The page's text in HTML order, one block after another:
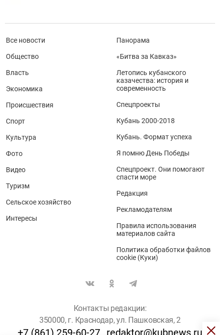
Все новости
Общество
Власть
Экономика
Происшествия
Спорт
Культура
Фото
Видео
Туризм
Сельское хозяйство
Интересы
Панорама
«Битва за Кавказ»
Летопись кубанского
казачества: история и
современность
Спецпроекты
Кубань 2000-2018
Кубань. Формат успеха
Я помню День Победы
Спецпроект. Они помогают
спасти море
Редакция
Рекламодателям
Правила использования
материалов сайта
Политика обработки файлов
cookie (Куки)
Контакты редакции:
350000, г. Краснодар, ул. Пашковская, 2
+7 (861) 259-60-27 redaktor@kubnews.ru